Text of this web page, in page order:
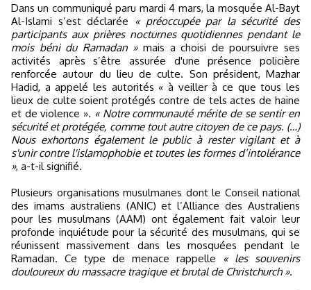
Dans un communiqué paru mardi 4 mars, la mosquée Al-Bayt
Al-Islami s’est déclarée
« préoccupée par la sécurité des
participants aux prières nocturnes quotidiennes pendant le
mois béni du Ramadan »mais a choisi de poursuivre ses
activités après s’être assurée d'une présence policière
renforcée autour du lieu de culte. Son président, Mazhar
Hadid, a appelé les autorités « à veiller à ce que tous les
lieux de culte soient protégés contre de tels actes de haine
et de violence ». « Notre communauté mérite de se sentir en
sécurité et protégée, comme tout autre citoyen de ce pays. (…)
Nous exhortons également le public à rester vigilant et à
s'unir contre l'islamophobie et toutes les formes d’intolérance
», a-t-il signifié.
Plusieurs organisations musulmanes dont le Conseil national
des imams australiens (ANIC) et l’Alliance des Australiens
pour les musulmans (AAM) ont également fait valoir leur
profonde inquiétude pour la sécurité des musulmans, qui se
réunissent massivement dans les mosquées pendant le
Ramadan. Ce type de menace rappelle
« les souvenirs
douloureux du massacre tragique et brutal de Christchurch ».